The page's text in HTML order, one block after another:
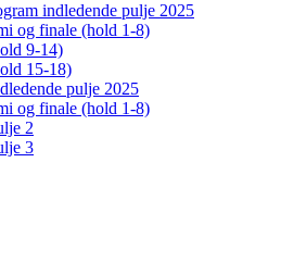
indledende pulje 2025
og finale (hold 1-8)
9-14)
15-18)
pulje 2025
og finale (hold 1-8)
2
3